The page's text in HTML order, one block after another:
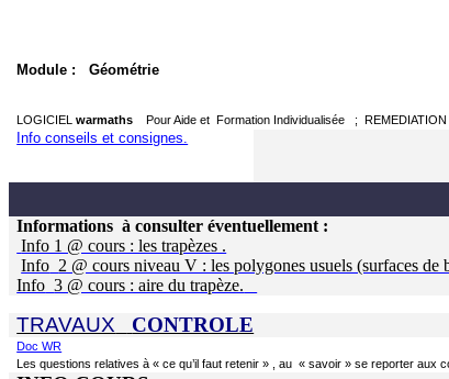
Module :
Géométrie
LOGICIEL warmaths Pour Aide et Formation Individualisée ; REMEDIATION
Info conseils et consignes.
Informations à consulter éventuellement :
Info 1 @ cours : les trapèzes .
Info 2 @ cours niveau V : les polygones usuels (surfaces de
Info 3 @ cours : aire du trapèze.
TRAVAUX CONTROLE
Doc WR
Les questions relatives à « ce qu’il faut retenir » , au « savoir » se reporter aux